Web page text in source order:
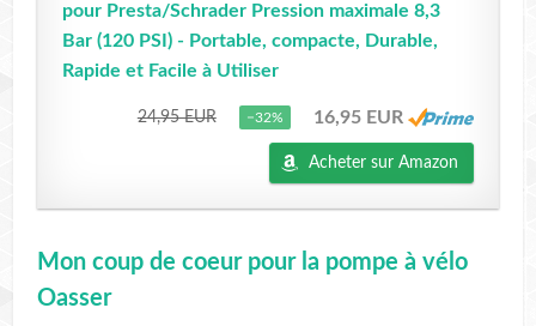
pour Presta/Schrader Pression maximale 8,3
Bar (120 PSI) - Portable, compacte, Durable,
Rapide et Facile à Utiliser
24,95 EUR −32% 16,95 EUR
Acheter sur Amazon
Mon coup de coeur pour la pompe à vélo
Oasser